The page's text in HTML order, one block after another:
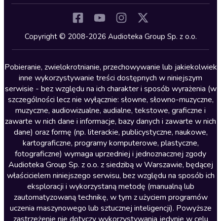
Kryminały
Lektury szkolne
Literatura anglojęzyczna
Literatura faktu
Literatura obyczajowa
Literatura piękna obca
Literatura piękna polska
Nagrania relaksacyjne
Nauka języków
Nauki humanistyczne
Podcasty i audycje
Polityka
Copyright © 2008-2026 Audioteka Group Sp. z o.o.
Pobieranie, zwielokrotnianie, przechowywanie lub jakiekolwiek
inne wykorzystywanie treści dostępnych w niniejszym
serwisie - bez względu na ich charakter i sposób wyrażenia (w
szczególności lecz nie wyłącznie: słowne, słowno-muzyczne,
muzyczne, audiowizualne, audialne, tekstowe, graficzne i
zawarte w nich dane i informacje, bazy danych i zawarte w nich
dane) oraz formę (np. literackie, publicystyczne, naukowe,
kartograficzne, programy komputerowe, plastyczne,
fotograficzne) wymaga uprzedniej i jednoznacznej zgody
Audioteka Group Sp. z o.o. z siedzibą w Warszawie, będącej
właścicielem niniejszego serwisu, bez względu na sposób ich
eksploracji i wykorzystaną metodę (manualną lub
zautomatyzowaną technikę, w tym z użyciem programów
uczenia maszynowego lub sztucznej inteligencji). Powyższe